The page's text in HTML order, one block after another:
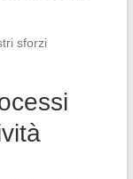
sforzi